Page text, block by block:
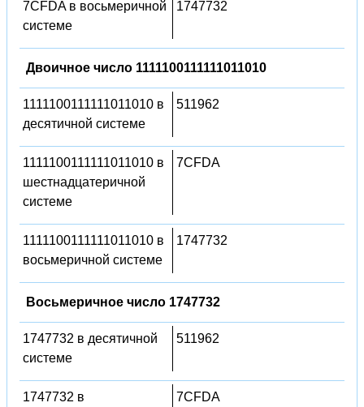
7CFDA в восьмеричной
системе
1747732
Двоичное число 1111100111111011010
1111100111111011010 в
десятичной системе
511962
1111100111111011010 в
шестнадцатеричной
системе
7CFDA
1111100111111011010 в
восьмеричной системе
1747732
Восьмеричное число 1747732
1747732 в десятичной
системе
511962
1747732 в 7CFDA